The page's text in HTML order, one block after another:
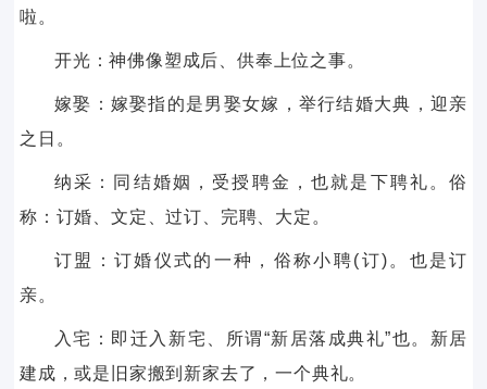
啦。
开光：神佛像塑成后、供奉上位之事。
嫁娶：嫁娶指的是男娶女嫁，举行结婚大典，迎亲
之日。
纳采：同结婚姻，受授聘金，也就是下聘礼。俗
称：订婚、文定、过订、完聘、大定。
订盟：订婚仪式的一种，俗称小聘(订)。也是订
亲。
入宅：即迁入新宅、所谓“新居落成典礼”也。新居
建成，或是旧家搬到新家去了，一个典礼。